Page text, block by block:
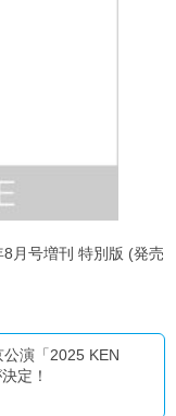
月号増刊 特別版 (発売
演「2025 KEN
定！